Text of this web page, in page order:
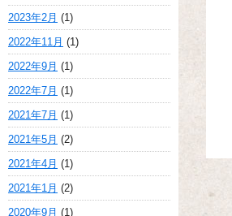
2023年2月 (1)
2022年11月 (1)
2022年9月 (1)
2022年7月 (1)
2021年7月 (1)
2021年5月 (2)
2021年4月 (1)
2021年1月 (2)
2020年9月 (1)